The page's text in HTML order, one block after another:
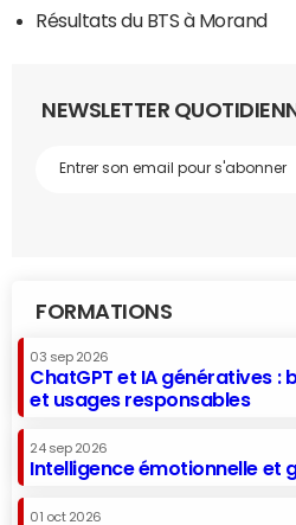
Résultats du BTS à Morand
NEWSLETTER
FORMATIONS
03 sep 2026
ChatGPT et IA génératives :
et usages responsables
24 sep 2026
Intelligence émotionnelle et
01 oct 2026